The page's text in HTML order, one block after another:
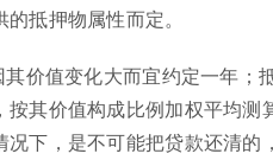
抵押物属性而定。
价值变化大而宜约定一年；
其价值构成比例加权平均
下，是不可能把贷款还清